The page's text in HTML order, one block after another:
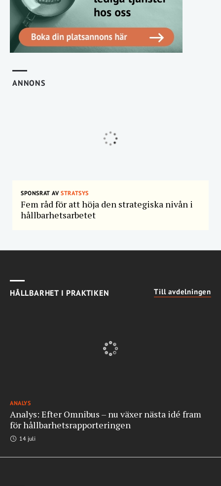
ANNONS
SPONSRAT AVSTRATSYS
Fem råd för att höja den strategiska nivån i
hållbarhetsarbetet
HÅLLBARHET I PRAKTIKEN Till avdelningen
ANALYS
Analys: Efter Omnibus – nu växer nästa idé fram
för hållbarhetsrapporteringen
14 juli